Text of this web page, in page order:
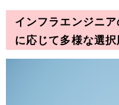
インフラエンジニ
に応じて多様な選択